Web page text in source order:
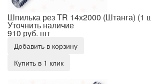
Шпилька рез TR 14х2000 (Штанга) (1
Уточнить наличие
910 руб. шт
Добавить в корзину
Купить в 1 клик